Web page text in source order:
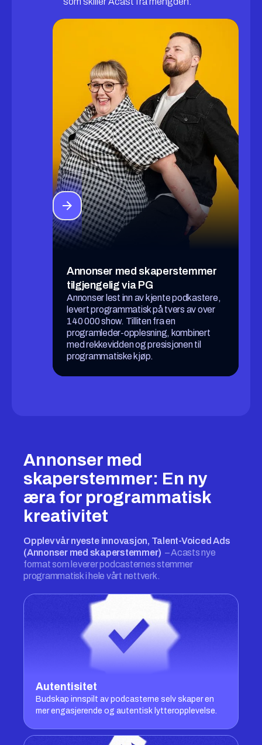
Annonser med skaperstemmer
tilgjengelig via PG
Annonser lest inn av kjente podkastere,
levert programmatisk på tvers av over
140 000 show. Tilliten fra en
programleder-opplesning, kombinert
med rekkevidden og presisjonen til
programmatiske kjøp.
Annonser med
skaperstemmer: En ny
æra for programmatisk
kreativitet
Opplev vår nyeste innovasjon, Talent-Voiced Ads
(Annonser med skaperstemmer) – Acasts nye
format som leverer podcasternes stemmer
programmatisk i hele vårt nettverk.
Autentisitet
Budskap innspilt av podcasterne selv skaper en
mer engasjerende og autentisk lytteropplevelse.